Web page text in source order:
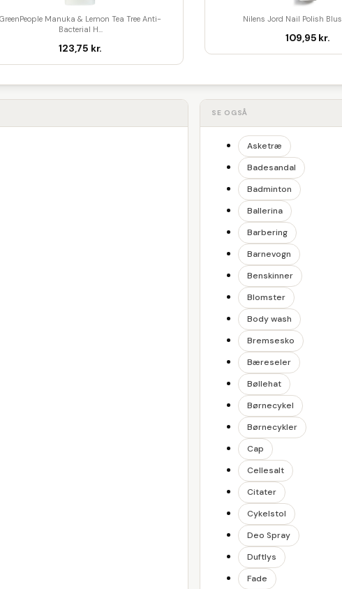
GreenPeople Manuka & Lemon Tea Tree Anti-
Bacterial H...
123,75 kr.
Nilens Jord Nail Polish
109,95 kr.
SE OGSÅ
Asketræ
Badesandal
Badminton
Ballerina
Barbering
Barnevogn
Benskinner
Blomster
Body wash
Bremsesko
Bæreseler
Bøllehat
Børnecykel
Børnecykler
Cap
Cellesalt
Citater
Cykelstol
Deo Spray
Duftlys
Fade